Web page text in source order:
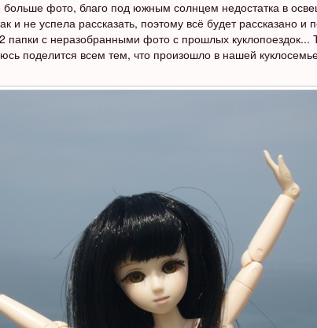
фото, благо под южным солнцем недостатка в
и не успела рассказать, поэтому всё будет рассказано и
с неразобранными фото с прошлых куклопоездок...
поделится всем тем, что произошло в нашей